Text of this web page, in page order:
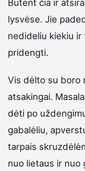
Būtent čia ir
lysvėse. Jie
nedideliu kiekiu ir
pridengti.
Vis dėlto su boro
atsakingai.
dėti po
gabalėliu,
tarpais
nuo lietaus ir nuo